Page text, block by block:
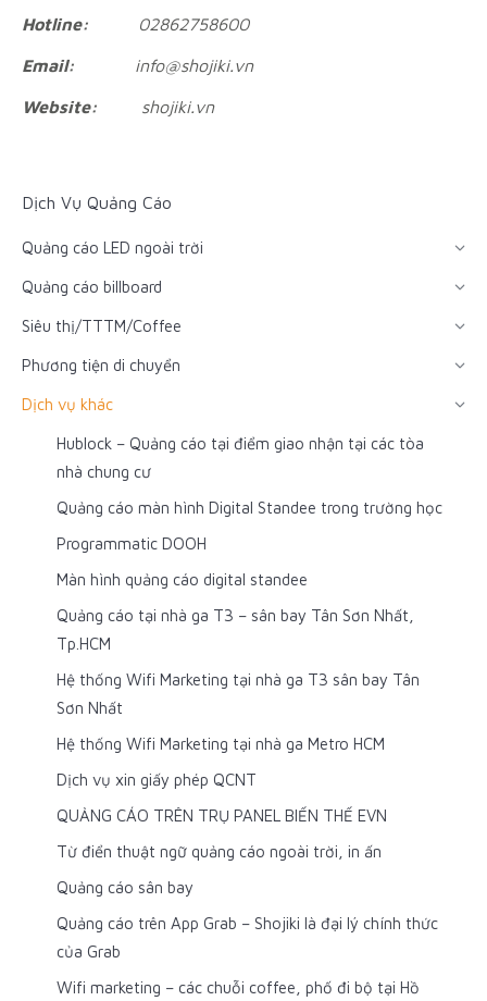
Hotline: 02862758600
Email: info@shojiki.vn
Website: shojiki.vn
Dịch Vụ Quảng Cáo
Quảng cáo LED ngoài trời
Quảng cáo billboard
Siêu thị/TTTM/Coffee
Phương tiện di chuyển
Dịch vụ khác
Hublock – Quảng cáo tại điểm giao nhận tại các tòa
nhà chung cư
Quảng cáo màn hình Digital Standee trong trường học
Programmatic DOOH
Màn hình quảng cáo digital standee
Quảng cáo tại nhà ga T3 – sân bay Tân Sơn Nhất,
Tp.HCM
Hệ thống Wifi Marketing tại nhà ga T3 sân bay Tân
Sơn Nhất
Hệ thống Wifi Marketing tại nhà ga Metro HCM
Dịch vụ xin giấy phép QCNT
QUẢNG CÁO TRÊN TRỤ PANEL BIẾN THẾ EVN
Từ điển thuật ngữ quảng cáo ngoài trời, in ấn
Quảng cáo sân bay
Quảng cáo trên App Grab – Shojiki là đại lý chính thức
của Grab
Wifi marketing – các chuỗi coffee, phố đi bộ tại Hồ